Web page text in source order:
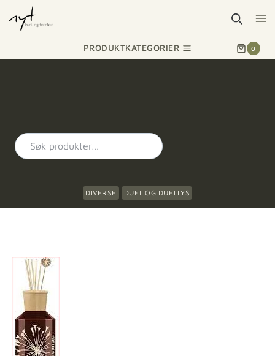
PRODUKTKATEGORIER 0
DIVERSE DUFT OG DUFTLYS